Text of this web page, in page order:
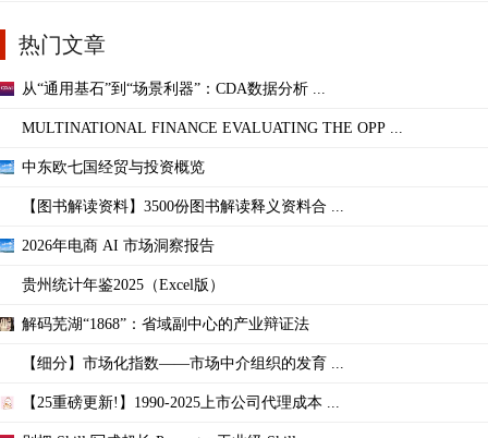
热门文章
从“通用基石”到“场景利器”：CDA数据分析 ...
MULTINATIONAL FINANCE EVALUATING THE OPP ...
中东欧七国经贸与投资概览
【图书解读资料】3500份图书解读释义资料合 ...
2026年电商 AI 市场洞察报告
贵州统计年鉴2025（Excel版）
解码芜湖“1868”：省域副中心的产业辩证法
【细分】市场化指数——市场中介组织的发育 ...
【25重磅更新!】1990-2025上市公司代理成本 ...